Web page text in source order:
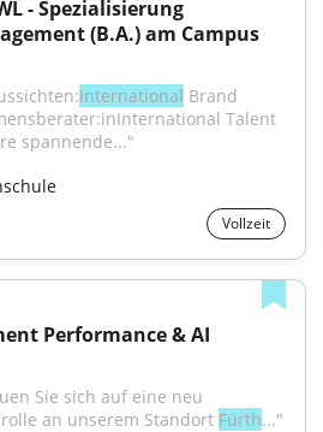
(B.A.) am Campus
International
spannende..."
Vollzeit
Performance & AI
Sie sich auf eine neu
an unserem Standort Fürth..."